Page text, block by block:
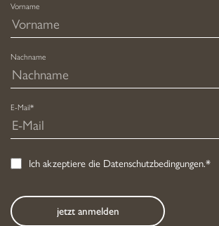
Vorname
Nachname
E-Mail*
Ich akzeptiere die Datenschutzbedingungen.*